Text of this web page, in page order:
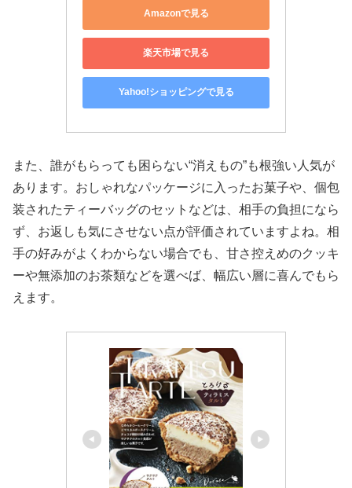
Amazonで見る
楽天市場で見る
Yahoo!ショッピングで見る
また、誰がもらっても困らない“消えもの”も根強い人気が
あります。おしゃれなパッケージに入ったお菓子や、個包
装されたティーバッグのセットなどは、相手の負担になら
ず、お返しも気にさせない点が評価されていますよね。相
手の好みがよくわからない場合でも、甘さ控えめのクッキ
ーや無添加のお茶類などを選べば、幅広い層に喜んでもら
えます。